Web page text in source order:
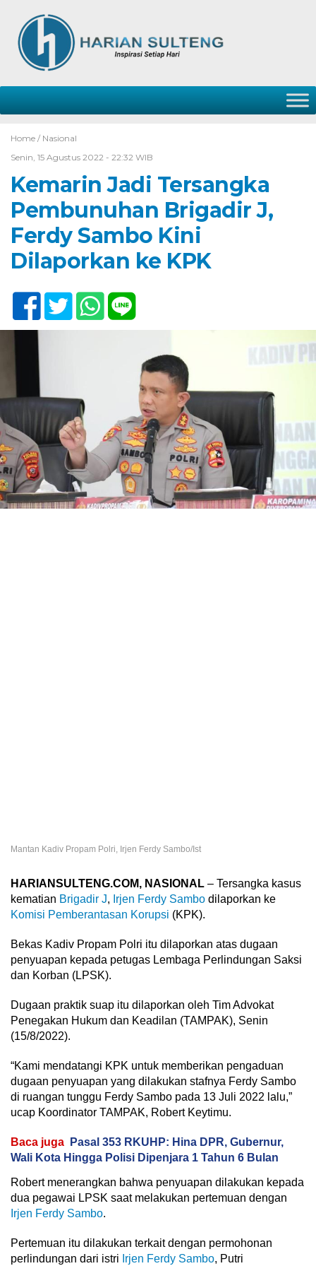
Home / Nasional
Senin, 15 Agustus 2022 - 22:32 WIB
Kemarin Jadi Tersangka
Pembunuhan Brigadir J,
Ferdy Sambo Kini
Dilaporkan ke KPK
Mantan Kadiv Propam Polri, Irjen Ferdy Sambo/Ist
HARIANSULTENG.COM, NASIONAL – Tersangka kasus
kematian Brigadir J, Irjen Ferdy Sambo dilaporkan ke
Komisi Pemberantasan Korupsi (KPK).
Bekas Kadiv Propam Polri itu dilaporkan atas dugaan
penyuapan kepada petugas Lembaga Perlindungan Saksi
dan Korban (LPSK).
Dugaan praktik suap itu dilaporkan oleh Tim Advokat
Penegakan Hukum dan Keadilan (TAMPAK), Senin
(15/8/2022).
“Kami mendatangi KPK untuk memberikan pengaduan
dugaan penyuapan yang dilakukan stafnya Ferdy Sambo
di ruangan tunggu Ferdy Sambo pada 13 Juli 2022 lalu,”
ucap Koordinator TAMPAK, Robert Keytimu.
Baca juga
Pasal 353 RKUHP: Hina DPR, Gubernur,
Wali Kota Hingga Polisi Dipenjara 1 Tahun 6 Bulan
Robert menerangkan bahwa penyuapan dilakukan kepada
dua pegawai LPSK saat melakukan pertemuan dengan
Irjen Ferdy Sambo.
Pertemuan itu dilakukan terkait dengan permohonan
perlindungan dari istri Irjen Ferdy Sambo, Putri